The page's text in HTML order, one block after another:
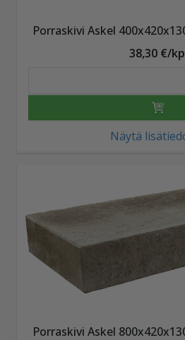
Porraskivi Askel
38,30 €/
Näytä
Porraskivi Askel